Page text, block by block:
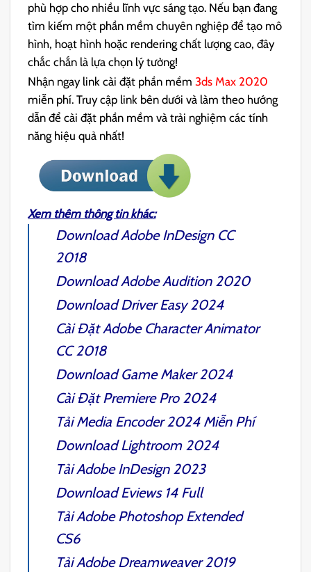
phù hợp cho nhiều lĩnh vực sáng tạo. Nếu bạn đang
tìm kiếm một phần mềm chuyên nghiệp để tạo mô
hình, hoạt hình hoặc rendering chất lượng cao, đây
chắc chắn là lựa chọn lý tưởng!
Nhận ngay link cài đặt phần mềm3ds Max 2020
miễn phí. Truy cập link bên dưới và làm theo hướng
dẫn để cài đặt phần mềm và trải nghiệm các tính
năng hiệu quả nhất!
Xem thêm thông tin khác:
DownloadAdobe InDesign CC
2018
DownloadAdobe Audition 2020
DownloadDriver Easy 2024
Cài ĐặtAdobe Character Animator
CC 2018
DownloadGame Maker 2024
Cài ĐặtPremiere Pro 2024
TảiMedia Encoder 2024Miễn Phí
DownloadLightroom 2024
TảiAdobe InDesign 2023
DownloadEviews 14 Full
TảiAdobe Photoshop Extended
CS6
TảiAdobe Dreamweaver 2019